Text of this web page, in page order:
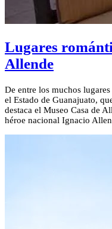
Lugares
Allende
De entre los muchos
el Estado de Guanajuato,
destaca el Museo Casa de
héroe nacional Ignacio